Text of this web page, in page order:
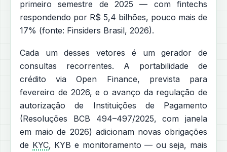
primeiro semestre de 2025 — com fintechs
respondendo por R$ 5,4 bilhões, pouco mais de
17% (fonte: Finsiders Brasil, 2026).
Cada um desses vetores é um gerador de
consultas recorrentes. A portabilidade de
crédito via Open Finance, prevista para
fevereiro de 2026, e o avanço da regulação de
autorização de Instituições de Pagamento
(Resoluções BCB 494–497/2025, com janela
em maio de 2026) adicionam novas obrigações
de KYC, KYB e monitoramento — ou seja, mais